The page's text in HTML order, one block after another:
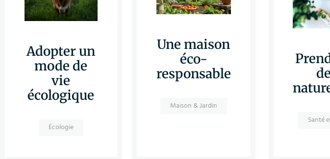
Adopter un
mode de
vie
écologique
Écologie
Une maison
éco-
responsable
Maison & Jardin
Santé